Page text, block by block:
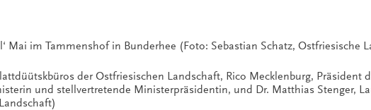
Mai im Tammenshof in Bunderhee (Foto: Sebastian Schatz, Ostfriesische
der Ostfriesischen Landschaft, Rico Mecklenburg, Präsident
und stellvertretende Ministerpräsidentin, und Dr. Matthias Stenger,